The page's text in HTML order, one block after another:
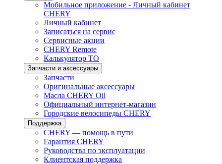
Мобильное приложение - Личный кабинет
CHERY
Личный кабинет
Записаться на сервис
Сервисные акции
CHERY Remote
Калькулятор ТО
Запчасти и аксессуары
Запчасти
Оригинальные аксессуары
Масла CHERY Oil
Официальный интернет-магазин
Городские велосипеды CHERY
Поддержка
CHERY — помощь в пути
Гарантия CHERY
Руководства по эксплуатации
Клиентская поддержка